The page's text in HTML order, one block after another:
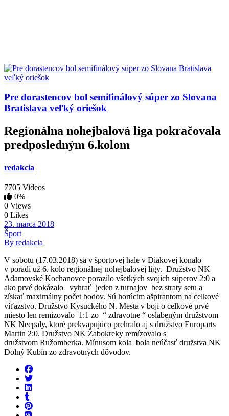
Pre dorastencov bol semifinálový súper zo Slovana
Bratislava veľký oriešok
Regionálna nohejbalová liga pokračovala
predposledným 6.kolom
redakcia
7705 Videos
0%
0 Views
0 Likes
23. marca 2018
Šport
By redakcia
V sobotu (17.03.2018) sa v športovej hale v Diakovej konalo
v poradí už 6. kolo regionálnej nohejbalovej ligy. Družstvo NK
Adamovské Kochanovce porazilo všetkých svojich súperov 2:0 a
ako prvé dokázalo vyhrať jeden z turnajov bez straty setu a
získať maximálny počet bodov. Sú horúcim ašpirantom na celkové
víťazstvo. Družstvo Kysuckého N. Mesta v boji o celkové prvé
miesto len remizovalo 1:1 zo “ zdravotne “ oslabeným družstvom
NK Necpaly, ktoré prekvapujúco prehralo aj s družstvo Europarts
Martin 2:0. Družstvo NK Žabokreky remízovalo s
družstvom Ružomberka. Mínusom kola bola neúčasť družstva NK
Dolný Kubín zo zdravotných dôvodov.